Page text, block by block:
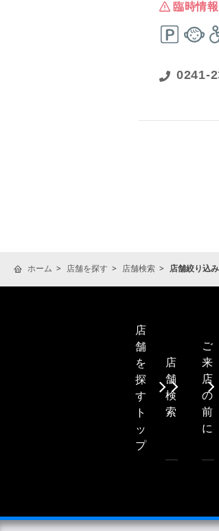
臨時情報
0241-
ホーム 店舗を探す 店舗検索 店舗絞り込
店
舗
を
探
す
ト
ッ
プ
店
舗
検
索
ご
来
店
の
前
に